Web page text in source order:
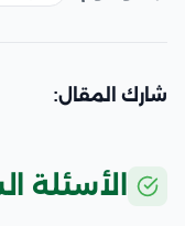
شارك المقال:
الأسئلة